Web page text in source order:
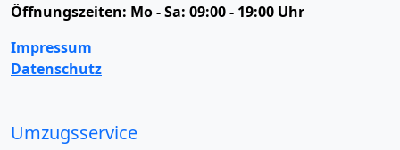
Öffnungszeiten: Mo - Sa: 09:00 - 19:00 Uhr
Impressum
Datenschutz
Umzugsservice